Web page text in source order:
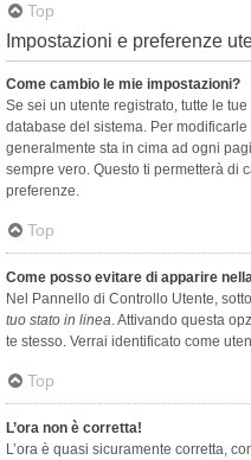
Top
Impostazioni e preferenze
Come cambio le mie impostazioni?
Se sei un utente registrato, tutte le
database del sistema. Per
generalmente sta in cima ad ogni
sempre vero. Questo ti permetterà di
preferenze.
Top
Come posso evitare di apparire
Nel Pannello di Controllo Utente,
tuo stato in linea. Attivando questa
te stesso. Verrai identificato come
Top
L’ora non è corretta!
L’ora è quasi sicuramente corretta,